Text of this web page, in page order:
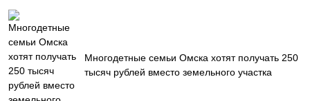
Многодетные семьи Омска хотят получать 250
тысяч рублей вместо земельного участка